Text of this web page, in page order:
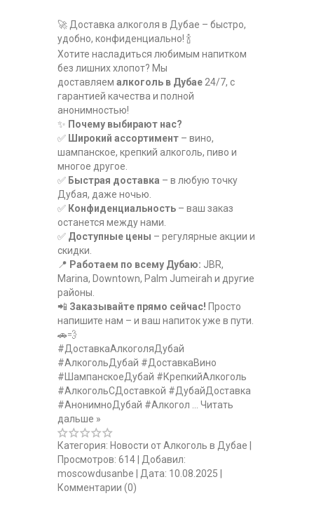
🚀 Доставка алкоголя в Дубае – быстро,
удобно, конфиденциально! 🍾
Хотите насладиться любимым напитком
без лишних хлопот? Мы
доставляем алкоголь в Дубае 24/7, с
гарантией качества и полной
анонимностью!
✨ Почему выбирают нас?
✅ Широкий ассортимент – вино,
шампанское, крепкий алкоголь, пиво и
многое другое.
✅ Быстрая доставка – в любую точку
Дубая, даже ночью.
✅ Конфиденциальность – ваш заказ
останется между нами.
✅ Доступные цены – регулярные акции и
скидки.
📍 Работаем по всему Дубаю: JBR,
Marina, Downtown, Palm Jumeirah и другие
районы.
📲 Заказывайте прямо сейчас! Просто
напишите нам – и ваш напиток уже в пути.
🚗💨
#ДоставкаАлкоголяДубай
#АлкогольДубай #ДоставкаВино
#ШампанскоеДубай #КрепкийАлкоголь
#АлкогольСДоставкой #ДубайДоставка
#АнонимноДубай #Алкогол
Читать
дальше »
Категория: Новости от Алкоголь в Дубае
Просмотров: 614
Добавил:
moscowdusanbe
Дата: 10.08.2025
Комментарии (0)